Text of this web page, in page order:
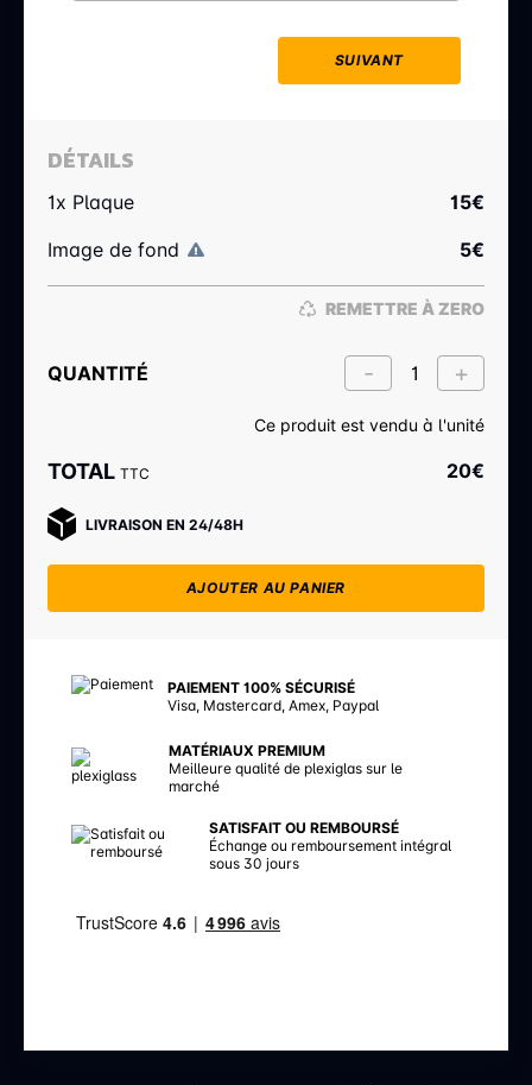
SUIVANT
DÉTAILS
1x Plaque 15€
Image de fond
5€
REMETTRE À ZERO
QUANTITÉ
Ce produit est vendu à l'unité
TOTAL TTC 20€
LIVRAISON EN 24/48H
AJOUTER AU PANIER
PAIEMENT 100% SÉCURISÉ
Visa, Mastercard, Amex, Paypal
MATÉRIAUX PREMIUM
Meilleure qualité de plexiglas sur le
marché
SATISFAIT OU REMBOURSÉ
Échange ou remboursement intégral
sous 30 jours